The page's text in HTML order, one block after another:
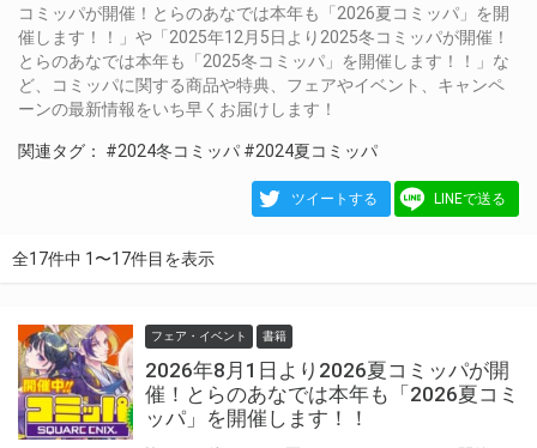
コミッパが開催！とらのあなでは本年も「2026夏コミッパ」を開
催します！！」や「2025年12月5日より2025冬コミッパが開催！
とらのあなでは本年も「2025冬コミッパ」を開催します！！」な
ど、コミッパに関する商品や特典、フェアやイベント、キャンペ
ーンの最新情報をいち早くお届けします！
関連タグ： #2024冬コミッパ #2024夏コミッパ
ツイートする LINEで送る
全17件中 1〜17件目を表示
フェア・イベント 書籍
2026年8月1日より2026夏コミッパが開
催！とらのあなでは本年も「2026夏コミ
ッパ」を開催します！！